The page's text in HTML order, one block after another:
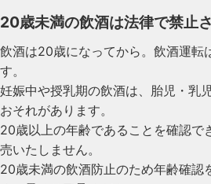
20歳未満の飲酒は法律で禁止
飲酒は20歳になってから。飲酒運転
す。
妊娠中や授乳期の飲酒は、胎児・乳
おそれがあります。
20歳以上の年齢であることを確認で
売いたしません。
20歳未満の飲酒防止のため年齢確認